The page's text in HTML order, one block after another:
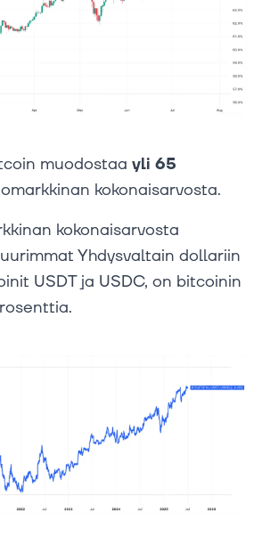
muodostaa yli 65
kokonaisarvosta.
kokonaisarvosta
Yhdysvaltain dollariin
USDT ja USDC, on bitcoinin